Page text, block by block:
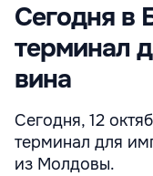
Сегодня в
терминал
вина
Сегодня, 12
терминал для
из Молдовы.